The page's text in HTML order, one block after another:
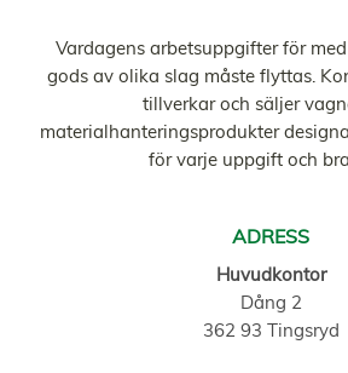
Vardagens arbetsuppgifter för
gods av olika slag måste flyttas.
tillverkar och säljer
materialhanteringsprodukter
för varje uppgift och
ADRESS
Huvudkontor
Dång 2
362 93 Tingsryd